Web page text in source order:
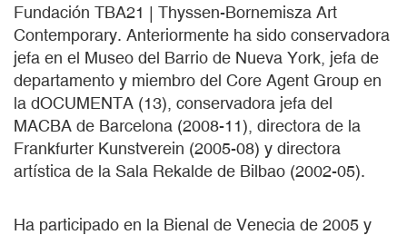
Fundación TBA21 | Thyssen-Bornemisza Art
Contemporary. Anteriormente ha sido conservadora
jefa en el Museo del Barrio de Nueva York, jefa de
departamento y miembro del Core Agent Group en
la dOCUMENTA (13), conservadora jefa del
MACBA de Barcelona (2008-11), directora de la
Frankfurter Kunstverein (2005-08) y directora
artística de la Sala Rekalde de Bilbao (2002-05).
Ha participado en la Bienal de Venecia de 2005 y